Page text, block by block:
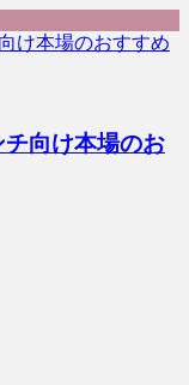
向け本場のお